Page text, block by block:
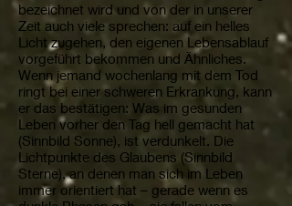
bezeichnet wird und von der in unserer
Zeit auch viele sprechen: auf ein helles
Licht zugehen, den eigenen Lebensablauf
vorgeführt bekommen und Ähnliches.
Wenn jemand wochenlang mit dem Tod
ringt bei einer schweren Erkrankung, kann
er das bestätigen: Was im gesunden
Leben vorher den Tag hell gemacht hat
(Sinnbild Sonne), ist verdunkelt. Die
Lichtpunkte des Glaubens (Sinnbild
Sterne), an denen man sich im Leben
immer orientiert hat – gerade wenn es